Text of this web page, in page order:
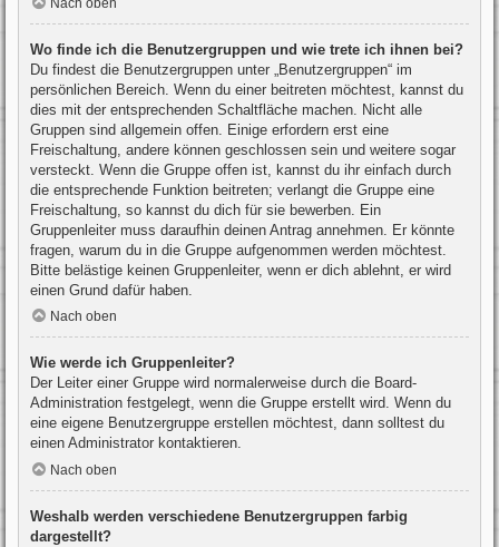
Wo finde ich die Benutzergruppen und wie trete ich ihnen bei?
Du findest die Benutzergruppen unter „Benutzergruppen“ im
persönlichen Bereich. Wenn du einer beitreten möchtest, kannst du
dies mit der entsprechenden Schaltfläche machen. Nicht alle
Gruppen sind allgemein offen. Einige erfordern erst eine
Freischaltung, andere können geschlossen sein und weitere sogar
versteckt. Wenn die Gruppe offen ist, kannst du ihr einfach durch
die entsprechende Funktion beitreten; verlangt die Gruppe eine
Freischaltung, so kannst du dich für sie bewerben. Ein
Gruppenleiter muss daraufhin deinen Antrag annehmen. Er könnte
fragen, warum du in die Gruppe aufgenommen werden möchtest.
Bitte belästige keinen Gruppenleiter, wenn er dich ablehnt, er wird
einen Grund dafür haben.
Nach oben
Wie werde ich Gruppenleiter?
Der Leiter einer Gruppe wird normalerweise durch die Board-
Administration festgelegt, wenn die Gruppe erstellt wird. Wenn du
eine eigene Benutzergruppe erstellen möchtest, dann solltest du
einen Administrator kontaktieren.
Nach oben
Weshalb werden verschiedene Benutzergruppen farbig
dargestellt?